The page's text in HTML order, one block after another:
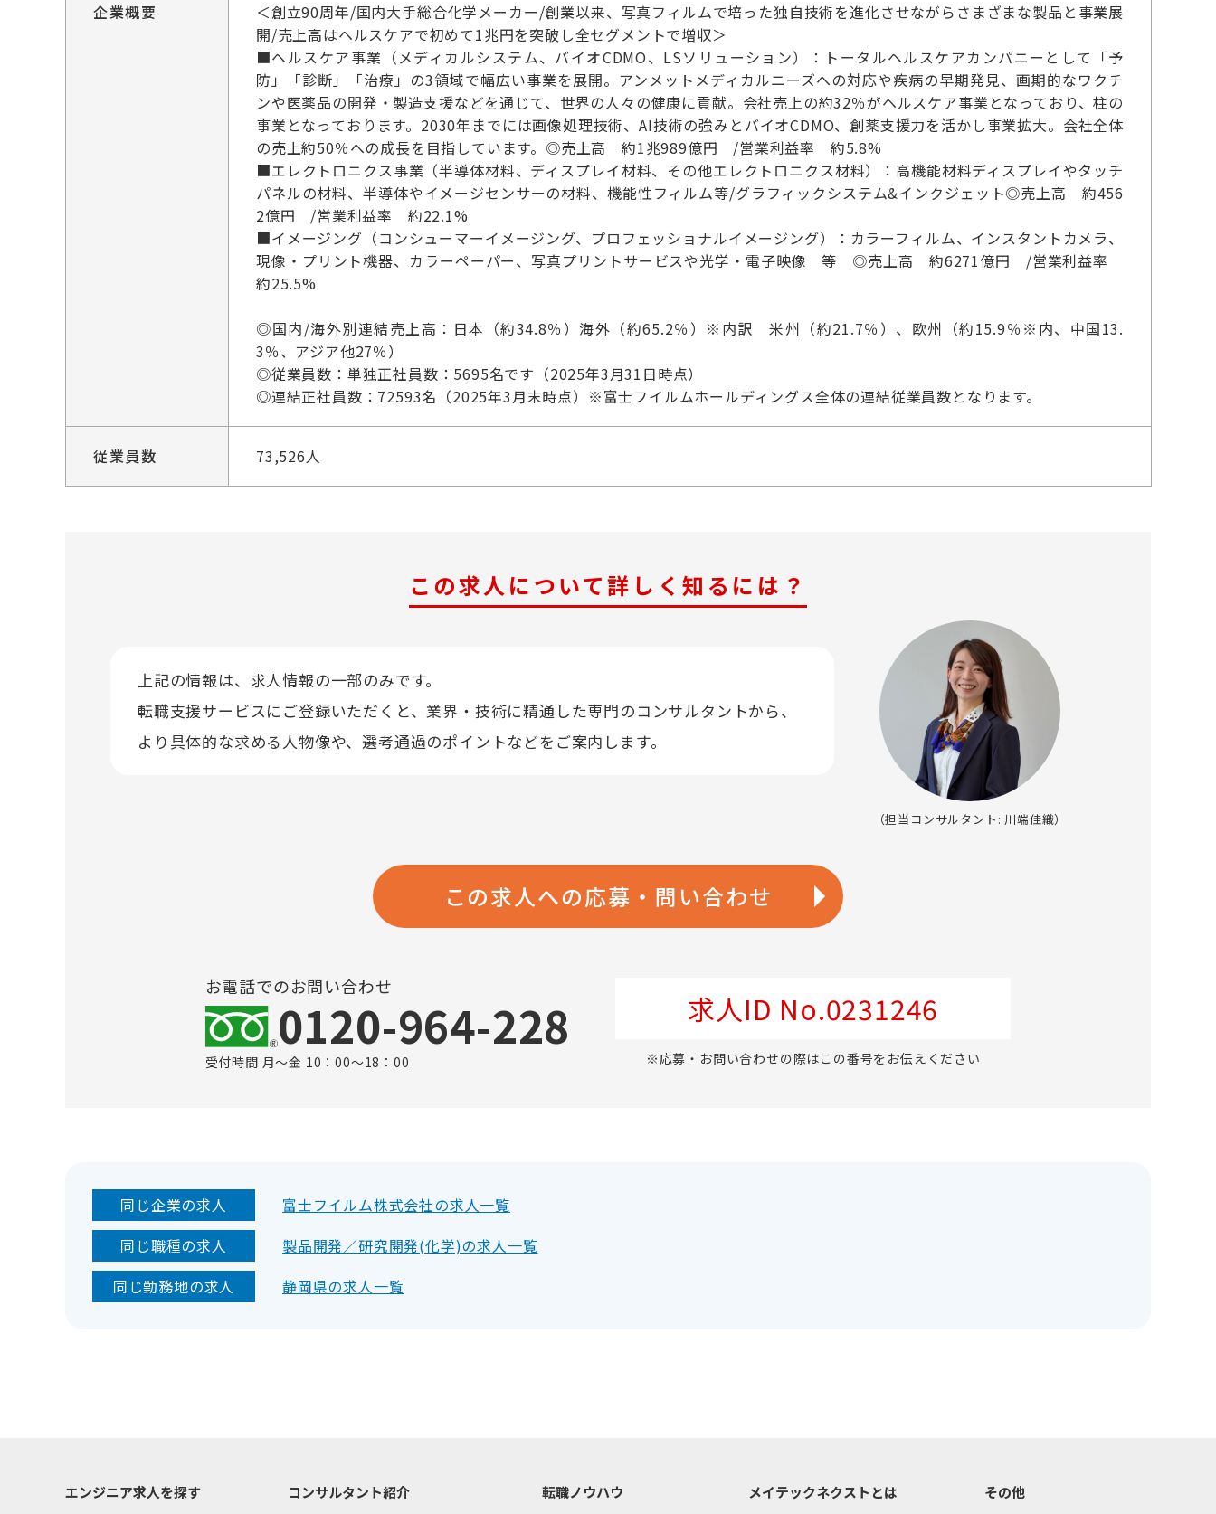
企業概要
＜創立90周年/国内大手総合化学メーカー/創業以来、写真フィルムで培った独自技術を進化させながらさまざまな製品と事業展
開/売上高はヘルスケアで初めて1兆円を突破し全セグメントで増収＞
■ヘルスケア事業（メディカルシステム、バイオCDMO、LSソリューション）：トータルヘルスケアカンパニーとして「予
防」「診断」「治療」の3領域で幅広い事業を展開。アンメットメディカルニーズへの対応や疾病の早期発見、画期的なワクチ
ンや医薬品の開発・製造支援などを通じて、世界の人々の健康に貢献。会社売上の約32％がヘルスケア事業となっており、柱の
事業となっております。2030年までには画像処理技術、AI技術の強みとバイオCDMO、創薬支援力を活かし事業拡大。会社全体
の売上約50％への成長を目指しています。◎売上高 約1兆989億円 /営業利益率 約5.8%
■エレクトロニクス事業（半導体材料、ディスプレイ材料、その他エレクトロニクス材料）：高機能材料ディスプレイやタッチ
パネルの材料、半導体やイメージセンサーの材料、機能性フィルム等/グラフィックシステム&インクジェット◎売上高 約456
2億円 /営業利益率 約22.1%
■イメージング（コンシューマーイメージング、プロフェッショナルイメージング）：カラーフィルム、インスタントカメラ、
現像・プリント機器、カラーペーパー、写真プリントサービスや光学・電子映像 等 ◎売上高 約6271億円 /営業利益率
約25.5%
◎国内/海外別連結売上高：日本（約34.8％）海外（約65.2％）※内訳 米州（約21.7％）、欧州（約15.9％※内、中国13.
3％、アジア他27％）
◎従業員数：単独正社員数：5695名です（2025年3月31日時点）
◎連結正社員数：72593名（2025年3月末時点）※富士フイルムホールディングス全体の連結従業員数となります。
従業員数 73,526人
この求人について詳しく知るには？
上記の情報は、求人情報の一部のみです。
転職支援サービスにご登録いただくと、業界・技術に精通した専門のコンサルタントから、
より具体的な求める人物像や、選考通過のポイントなどをご案内します。
（担当コンサルタント: 川端佳織）
この求人への応募・問い合わせ
お電話でのお問い合わせ
0120-964-228
受付時間 月～金 10：00～18：00
求人ID No.0231246
※応募・お問い合わせの際はこの番号をお伝えください
同じ企業の求人
富士フイルム株式会社の求人一覧
同じ職種の求人
製品開発／研究開発(化学)の求人一覧
同じ勤務地の求人
静岡県の求人一覧
エンジニア求人を探す コンサルタント紹介 転職ノウハウ メイテックネクストとは その他